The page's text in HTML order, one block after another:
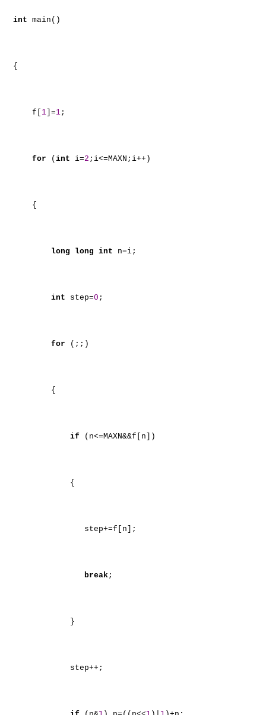
int main()
{
f[ 1 ]=1;
for ( int i=2 ;i<=MAXN;i++)
{
long long int n=i;
int step=0 ;
for (;;)
{
if (n<=MAXN&&f[n])
{
step+=f[n];
break;
}
step++;